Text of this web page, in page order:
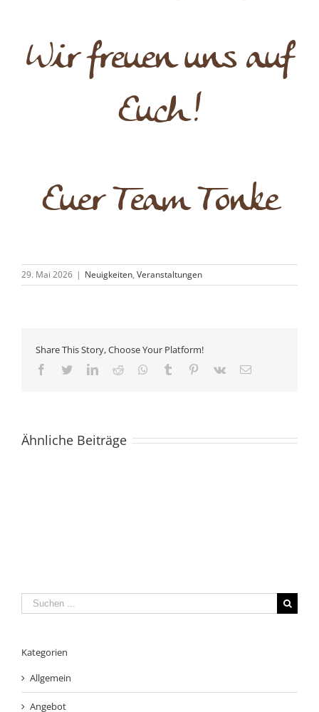
Wir freuen uns auf
Euch!
Euer Team Tonke
29. Mai 2026 | Neuigkeiten, Veranstaltungen
Share This Story, Choose Your Platform!
Facebook
TwitterLinkedIn
Reddit Whatsapp
Tumblr Pinterest
Vk Email
Ähnliche Beiträge
Suche
nach:
Kategorien
Allgemein
Angebot